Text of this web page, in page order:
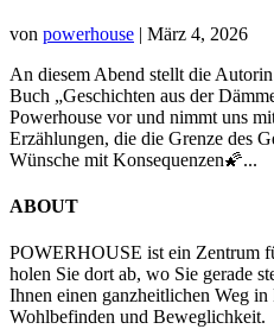
von powerhouse | März 4, 2026
An diesem Abend stellt die
Buch „Geschichten aus der
Powerhouse vor und nimmt uns
Erzählungen, die die Grenze des
Wünsche mit Konsequenzen🌠...
ABOUT
POWERHOUSE ist ein Zentrum
holen Sie dort ab, wo Sie gerade
Ihnen einen ganzheitlichen Weg
Wohlbefinden und Beweglichkeit.